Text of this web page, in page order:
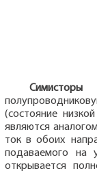
(состояние
являются
ток в обоих
подаваемого на
открывается